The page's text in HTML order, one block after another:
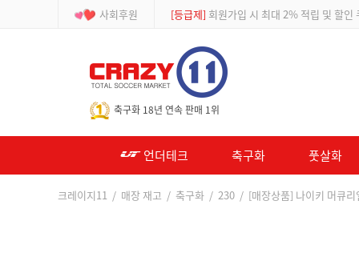
사회후원 [등급제] 회원가입 시 최대 2% 적립 및 할인
축구화 18년 연속 판매 1위
언더테크 축구화 풋살화
크레이지11 / 매장 재고 / 축구화 / 230 / [매장상품] 나이키 머큐